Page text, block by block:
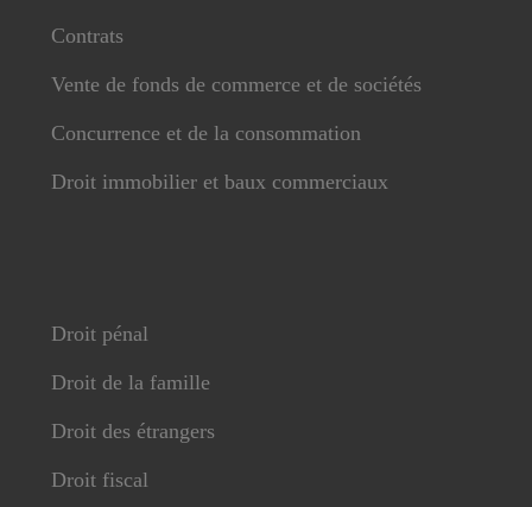
Contrats
Vente de fonds de commerce et de sociétés
Concurrence et de la consommation
Droit immobilier et baux commerciaux
Droit pénal
Droit de la famille
Droit des étrangers
Droit fiscal